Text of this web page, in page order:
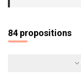
84 propositions